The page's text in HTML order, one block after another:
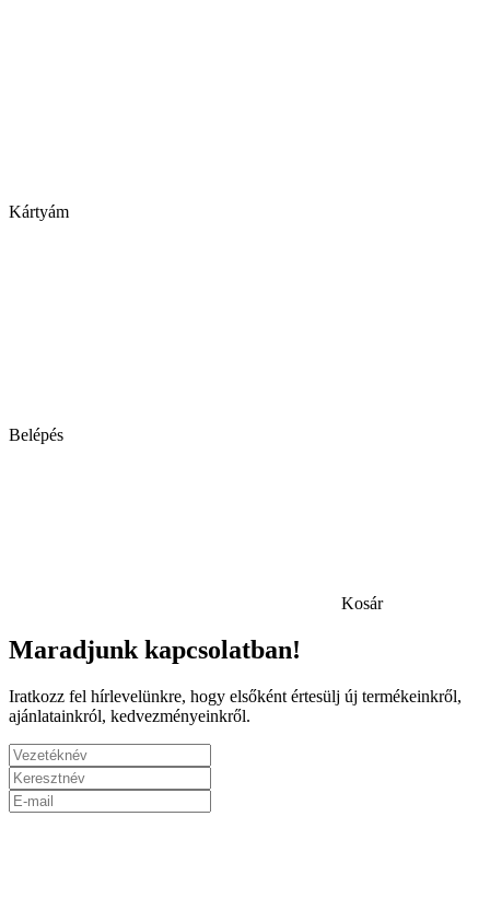
Kártyám
Belépés
Kosár
Maradjunk kapcsolatban!
Iratkozz fel hírlevelünkre, hogy elsőként értesülj új termékeinkről,
ajánlatainkról, kedvezményeinkről.